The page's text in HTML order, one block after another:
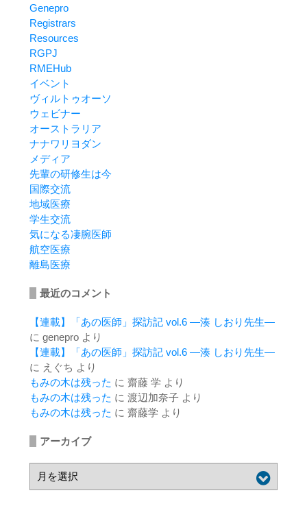
Genepro
Registrars
Resources
RGPJ
RMEHub
イベント
ヴィルトゥオーソ
ウェビナー
オーストラリア
ナナワリヨダン
メディア
先輩の研修生は今
国際交流
地域医療
学生交流
気になる凄腕医師
航空医療
離島医療
最近のコメント
【連載】「あの医師」探訪記 vol.6 ―湊 しおり先生―
に geneproより
【連載】「あの医師」探訪記 vol.6 ―湊 しおり先生―
に えぐち より
もみの木は残った に 齋藤 学 より
もみの木は残った に 渡辺加奈子より
もみの木は残った に 齋藤学 より
アーカイブ